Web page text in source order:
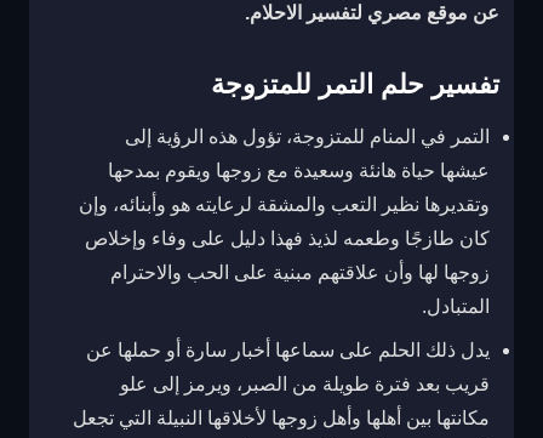
عن موقع مصري لتفسير الاحلام.
تفسير حلم التمر للمتزوجة
التمر في المنام للمتزوجة، تؤول هذه الرؤية إلى
عيشها حياة هانئة وسعيدة مع زوجها ويقوم بمدحها
وتقديرها نظير التعب والمشقة لرعايته هو وأبنائه، وإن
كان طازجًا وطعمه لذيذ فهذا دليل على وفاء وإخلاص
زوجها لها وأن علاقتهم مبنية على الحب والاحترام
المتبادل.
يدل ذلك الحلم على سماعها أخبار سارة أو حملها عن
قريب بعد فترة طويلة من الصبر، ويرمز إلى علو
مكانتها بين أهلها وأهل زوجها لأخلاقها النبيلة التي تجعل